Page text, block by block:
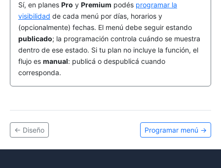
Sí, en planes Pro y Premium podés programar la
visibilidad de cada menú por días, horarios y
(opcionalmente) fechas. El menú debe seguir estando
publicado; la programación controla cuándo se muestra
dentro de ese estado. Si tu plan no incluye la función, el
flujo es manual: publicá o despublicá cuando
corresponda.
← Diseño Programar menú →